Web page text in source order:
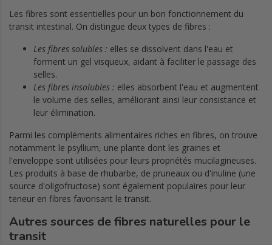
Les fibres sont essentielles pour un bon fonctionnement du
transit intestinal. On distingue deux types de fibres :
Les fibres solubles : elles se dissolvent dans l'eau et
forment un gel visqueux, aidant à faciliter le passage des
selles.
Les fibres insolubles : elles absorbent l'eau et augmentent
le volume des selles, améliorant ainsi leur consistance et
leur élimination.
Parmi les compléments alimentaires riches en fibres, on trouve
notamment le psyllium, une plante dont les graines et
l'enveloppe sont utilisées pour leurs propriétés mucilagineuses.
Les produits à base de rhubarbe, de pruneaux ou d'inuline (une
source d'oligofructose) sont également populaires pour leur
teneur en fibres favorisant le transit.
Autres sources de fibres naturelles pour le
transit